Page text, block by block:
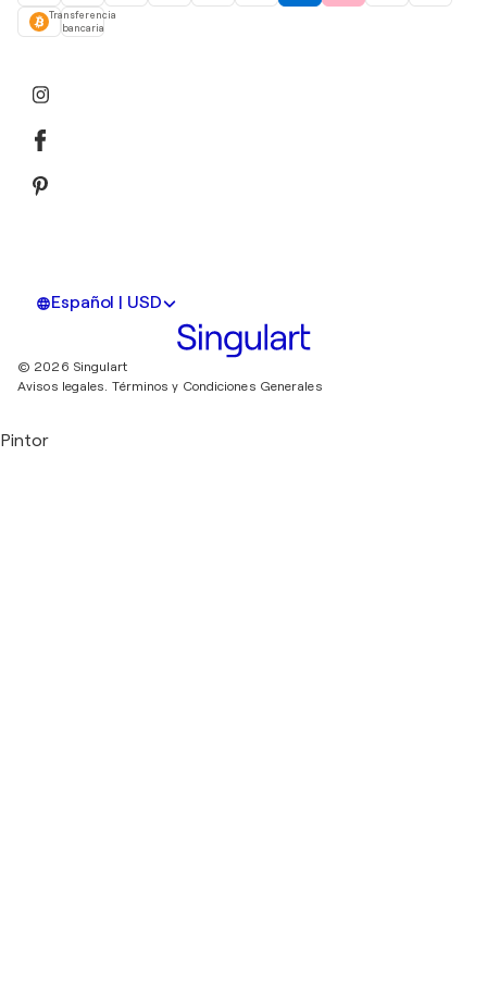
Transferencia
bancaria
Español | USD
© 2026 Singulart
Avisos legales. Términos y Condiciones Generales
Pintor